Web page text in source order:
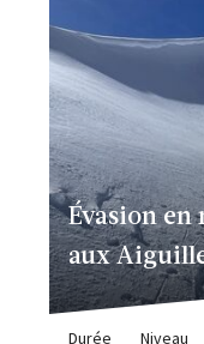
Évasion en
aux
Durée
Niveau